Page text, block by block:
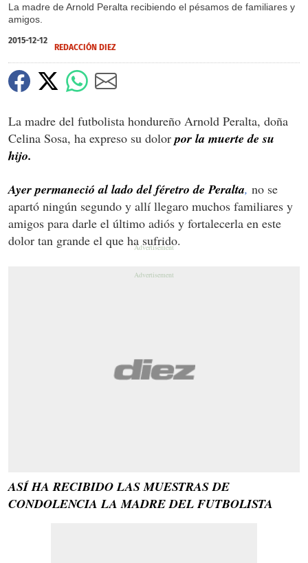
La madre de Arnold Peralta recibiendo el pésamos de familiares y
amigos.
2015-12-12
REDACCIÓN DIEZ
La madre del futbolista hondureño Arnold Peralta, doña
Celina Sosa, ha expreso su dolor por la muerte de su
hijo.
Ayer permaneció al lado del féretro de Peralta, no se
apartó ningún segundo y allí llegaro muchos familiares y
amigos para darle el último adiós y fortalecerla en este
dolor tan grande el que ha sufrido.
ASÍ HA RECIBIDO LAS MUESTRAS DE
CONDOLENCIA LA MADRE DEL FUTBOLISTA